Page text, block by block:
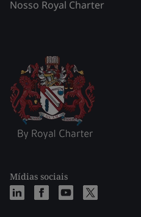
Nosso Royal Charter
Mídias sociais